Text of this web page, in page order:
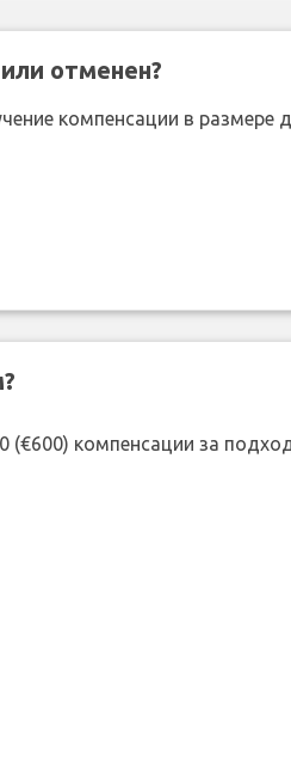
отменен?
компенсации в размере
(€600) компенсации за